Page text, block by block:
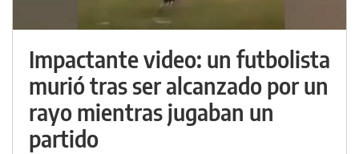
Impactante video: un futbolista
murió tras ser alcanzado por un
rayo mientras jugaban un
partido